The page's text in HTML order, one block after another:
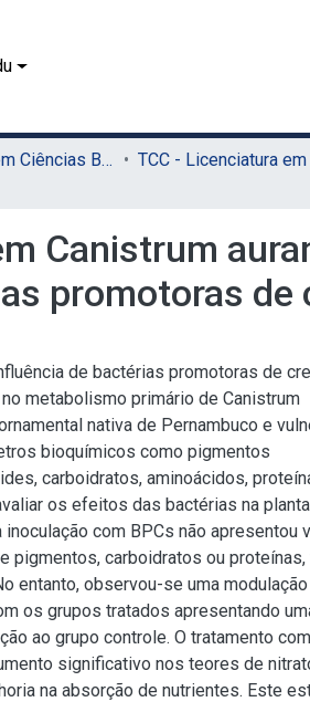
Licenciatura em Ciências Biológicas (Sede)
Canistrum
promotoras de
de bactérias promotoras de
metabolismo primário de Canistrum
nativa de Pernambuco e
bioquímicos como pigmentos
carboidratos, aminoácidos,
os efeitos das bactérias na
com BPCs não apresentou
pigmentos, carboidratos ou proteínas,
entanto, observou-se uma
os grupos tratados apresentando
ao grupo controle. O tratamento
significativo nos teores de
na absorção de nutrientes. Este